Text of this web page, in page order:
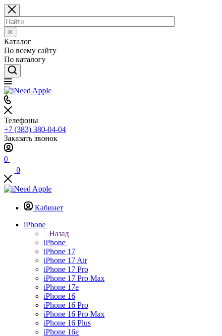
Каталог
По всему сайту
По каталогу
Телефоны
+7 (383) 380-04-04
Заказать звонок
0
0
Кабинет
iPhone
Назад
iPhone
iPhone 17
iPhone 17 Air
iPhone 17 Pro
iPhone 17 Pro Max
iPhone 17e
iPhone 16
iPhone 16 Pro
iPhone 16 Pro Max
iPhone 16 Plus
iPhone 16e